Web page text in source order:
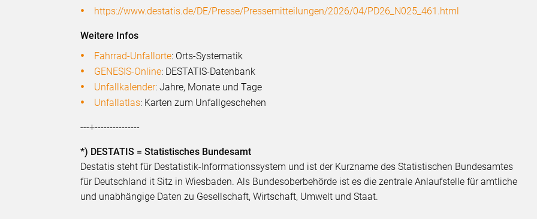
https://www.destatis.de/DE/Presse/Pressemitteilungen/2026/04/PD26_N025_461.html
Weitere Infos
Fahrrad-Unfallorte: Orts-Systematik
GENESIS-Online: DESTATIS-Datenbank
Unfallkalender: Jahre, Monate und Tage
Unfallatlas: Karten zum Unfallgeschehen
---+---------------
*) DESTATIS = Statistisches Bundesamt
Destatis steht für Destatistik-Informationssystem und ist der Kurzname des Statistischen Bundesamtes
für Deutschland it Sitz in Wiesbaden. Als Bundesoberbehörde ist es die zentrale Anlaufstelle für amtliche
und unabhängige Daten zu Gesellschaft, Wirtschaft, Umwelt und Staat.